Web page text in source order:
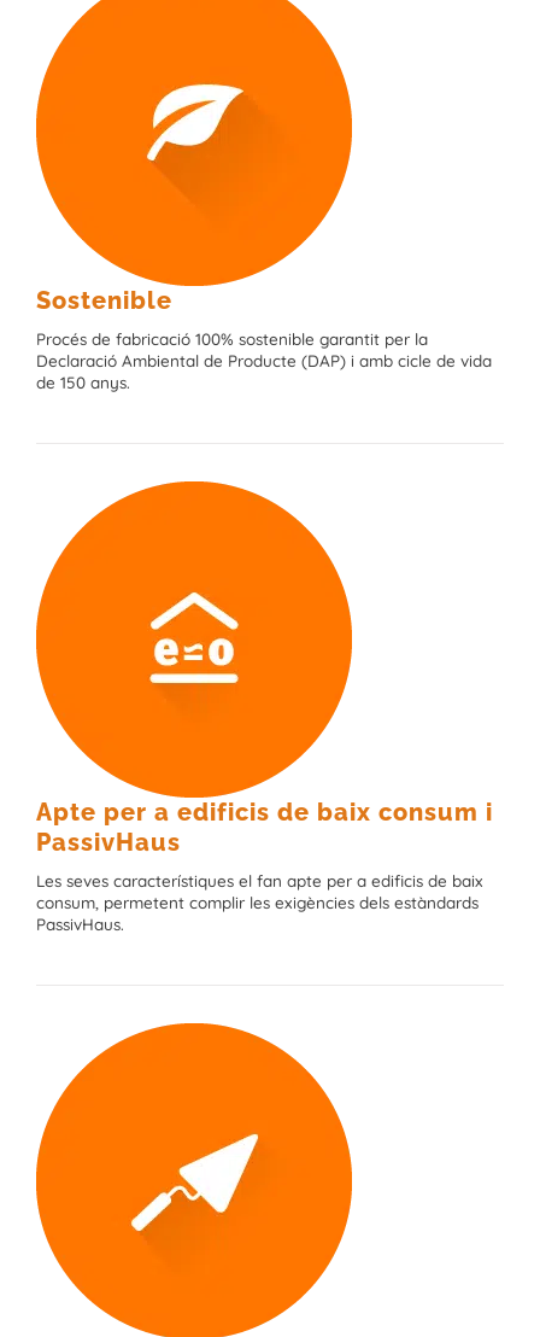
Sostenible
Procés de fabricació 100% sostenible garantit per la
Declaració Ambiental de Producte (DAP) i amb cicle de vida
de 150 anys.
Apte per a edificis de baix consum i
PassivHaus
Les seves característiques el fan apte per a edificis de baix
consum, permetent complir les exigències dels estàndards
PassivHaus.